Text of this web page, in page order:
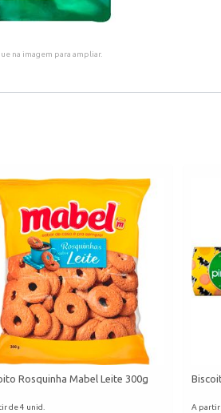
na imagem para ampliar.
Rosquinha Mabel Leite 300g
de 4 unid. A partir